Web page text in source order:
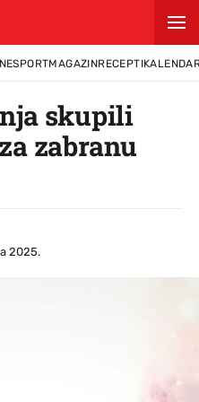
SPORTMAGAZINRECEPTI
skupili
zabranu
2025.